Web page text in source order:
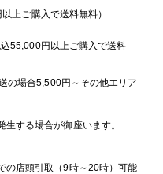
上ご購入で送料無料）
55,000円以上ご購入で送料
の場合5,500円～その他エリア
する場合が御座います。
の店頭引取（9時～20時）可能